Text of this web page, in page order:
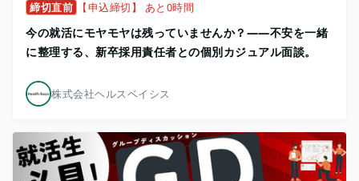
締切直前 【申込締切】 あと0時間
今の就活にモヤモヤは残っていませんか？——不安を一緒
に整理する、新卒採用責任者との個別カジュアル面談。
株式会社ヘルスベイシス